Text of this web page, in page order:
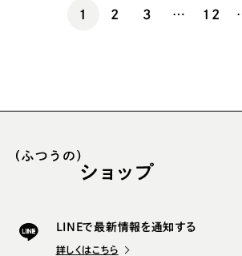
1 2 3 … 12
LINEで最新情報を通知する
詳しくはこちら